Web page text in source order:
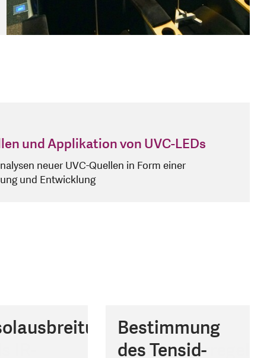
und Applikation von UVC-LEDs
neuer UVC-Quellen in Form einer
und Entwicklung
Intelligente
Bestimmung
des Tensid-
UVC-
Entwicklung
einer
zur
In situ
Prozesskontrolle